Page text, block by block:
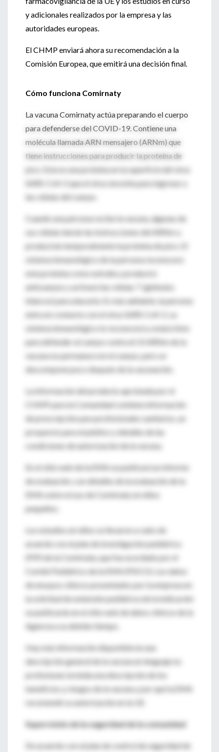
y adicionales realizados por la empresa y las
autoridades europeas.
El CHMP enviará ahora su recomendación a la
Comisión Europea, que emitirá una decisión final.
Cómo funciona Comirnaty
La vacuna Comirnaty actúa preparando el cuerpo
para defenderse del COVID-19. Contiene una
molécula llamada ARN mensajero (ARNm) que
tiene instrucciones para producir la proteína de
pico. Esta es una proteína en la superficie del virus
SARS-CoV-2 que el virus necesita para ingresar a
las células del cuerpo.
Cuando una persona recibe la vacuna, algunas de
sus células leerán las instrucciones del ARNm y
producirán temporalmente la proteína de pico. El
sistema inmunológico de la persona reconocerá
esta proteína como extraña y producirá
anticuerpos y activará las células T (glóbulos
blancos) para atacarla. Si, más adelante, la persona
entra en contacto con el virus SARS-CoV-2, su
sistema inmunológico lo reconocerá y estará listo
para defender al cuerpo contra él. El ARNm de la
vacuna no permanece en el cuerpo, pero se
descompone poco después de la vacunación.
La información del producto aprobada por el
CHMP para la Comunidad contiene información
de prescripción para profesionales sanitarios, un
prospecto para el público y detalles de las
condiciones de autorización de la vacuna.
En el sitio web de la EMA se publicará un informe
de evaluación, con detalles de la evaluación de la
EMA sobre el uso de Comirnaty en niños
pequeños.
Los estudios en niños se llevaron a cabo de
acuerdo con el plan de investigación pediátrica
(PIP) de la Comirnaty, que fue acordado por el
Comité Pediátrico de la EMA (PDCO). Los datos
de ensayos clínicos presentados por la empresa en
la solicitud de extensión pediátrica de la indicación
se publicarán en el sitio web de datos clínicos de la
Agencia a su debido tiempo.
Hay más información disponible en una
descripción general de la vacuna en lenguaje no
profesional, incluida una descripción de los
beneficios y riesgos de la vacuna y por qué la EMA
recomendó su autorización en la UE.
Supervisión de la seguridad de la comunidad
De acuerdo con el plan de control de seguridad de